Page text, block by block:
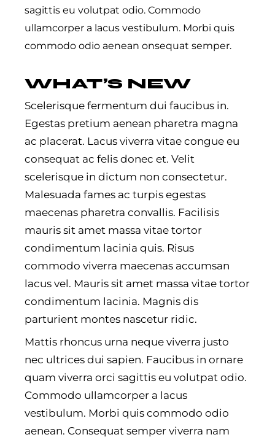
sagittis eu volutpat odio. Commodo
ullamcorper a lacus vestibulum. Morbi quis
commodo odio aenean onsequat semper.
WHAT’S NEW
Scelerisque fermentum dui faucibus in.
Egestas pretium aenean pharetra magna
ac placerat. Lacus viverra vitae congue eu
consequat ac felis donec et. Velit
scelerisque in dictum non consectetur.
Malesuada fames ac turpis egestas
maecenas pharetra convallis. Facilisis
mauris sit amet massa vitae tortor
condimentum lacinia quis. Risus
commodo viverra maecenas accumsan
lacus vel. Mauris sit amet massa vitae tortor
condimentum lacinia. Magnis dis
parturient montes nascetur ridic.
Mattis rhoncus urna neque viverra justo
nec ultrices dui sapien. Faucibus in ornare
quam viverra orci sagittis eu volutpat odio.
Commodo ullamcorper a lacus
vestibulum. Morbi quis commodo odio
aenean. Consequat semper viverra nam